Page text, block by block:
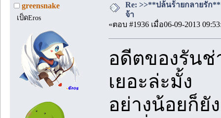
greensnake
เป็ดEros
Re: >>**ปล้นร้ายกลายรัก
จ้า
«ตอบ #1936 เมื่อ06-09-2013
อดีตของรัน
เยอะล่ะมั้ง
อย่างน้อยก็ยั